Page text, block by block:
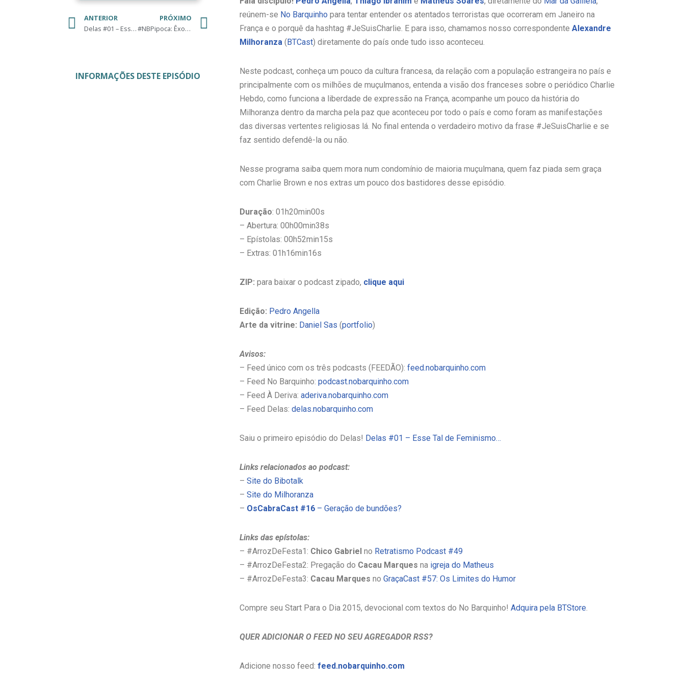
ANTERIOR
Delas #01 – Esse tal de feminismo…
PRÓXIMO
#NBPipoca: Êxodo – Deuses e Reis
INFORMAÇÕES DESTE EPISÓDIO
reúnem-se No Barquinho para tentar entender os atentados terroristas que ocorreram em Janeiro na
França e o porquê da hashtag #JeSuisCharlie. E para isso, chamamos nosso correspondente Alexandre
Milhoranza( BTCast) diretamente do país onde tudo isso aconteceu.
Neste podcast, conheça um pouco da cultura francesa, da relação com a população estrangeira no país e
principalmente com os milhões de muçulmanos, entenda a visão dos franceses sobre o periódico Charlie
Hebdo, como funciona a liberdade de expressão na França, acompanhe um pouco da história do
Milhoranza dentro da marcha pela paz que aconteceu por todo o país e como foram as manifestações
das diversas vertentes religiosas lá. No final entenda o verdadeiro motivo da frase #JeSuisCharlie e se
faz sentido defendê-la ou não.
Nesse programa saiba quem mora num condomínio de maioria muçulmana, quem faz piada sem graça
com Charlie Brown e nos extras um pouco dos bastidores desse episódio.
Duração: 01h20min00s
– Abertura: 00h00min38s
– Epístolas: 00h52min15s
– Extras: 01h16min16s
ZIP: para baixar o podcast zipado, clique aqui
Edição: Pedro Angella
Arte da vitrine: Daniel Sas (portfolio)
Avisos:
– Feed único com os três podcasts (FEEDÃO): feed.nobarquinho.com
– Feed No Barquinho: podcast.nobarquinho.com
– Feed À Deriva: aderiva.nobarquinho.com
– Feed Delas: delas.nobarquinho.com
Saiu o primeiro episódio do Delas! Delas #01 – Esse Tal de Feminismo…
Links relacionados ao podcast:
– Site do Bibotalk
– Site do Milhoranza
– OsCabraCast #16– Geração de bundões?
Links das epístolas:
– #ArrozDeFesta1: Chico Gabriel no Retratismo Podcast #49
– #ArrozDeFesta2: Pregação do Cacau Marques na igreja do Matheus
– #ArrozDeFesta3: Cacau Marques no GraçaCast #57: Os Limites do Humor
Compre seu Start Para o Dia 2015, devocional com textos do No Barquinho! Adquira pela BTStore.
QUER ADICIONAR O FEED NO SEU AGREGADOR RSS?
Adicione nosso feed: feed.nobarquinho.com